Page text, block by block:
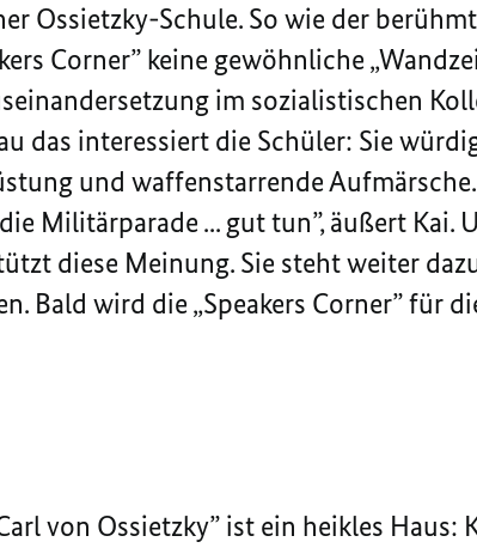
Ossietzky-Schule. So wie der
Corner” keine gewöhnliche
im sozialistischen
das interessiert die Schüler: Sie
und waffenstarrende
Militärparade ... gut tun”, äußert Kai.
diese Meinung. Sie steht weiter
Bald wird die „Speakers Corner”für
von Ossietzky” ist ein heikles Haus: